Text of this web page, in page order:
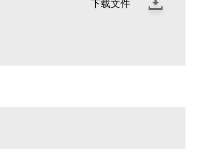
下载文件